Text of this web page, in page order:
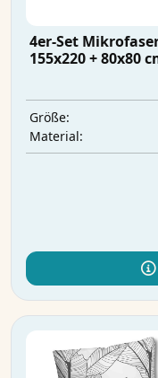
4er-Set
155x220 + 80x80
Größe:
Material: